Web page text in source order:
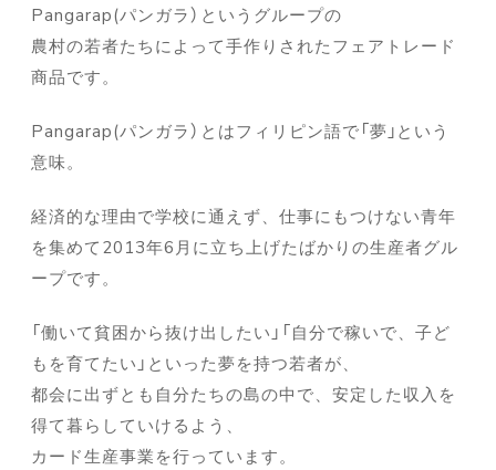
Pangarap(パンガラ）というグループの
農村の若者たちによって手作りされたフェアトレード
商品です。
Pangarap(パンガラ）とはフィリピン語で「夢」という
意味。
経済的な理由で学校に通えず、仕事にもつけない青年
を集めて2013年6月に立ち上げたばかりの生産者グル
ープです。
「働いて貧困から抜け出したい」「自分で稼いで、子ど
もを育てたい」といった夢を持つ若者が、
都会に出ずとも自分たちの島の中で、安定した収入を
得て暮らしていけるよう、
カード生産事業を行っています。